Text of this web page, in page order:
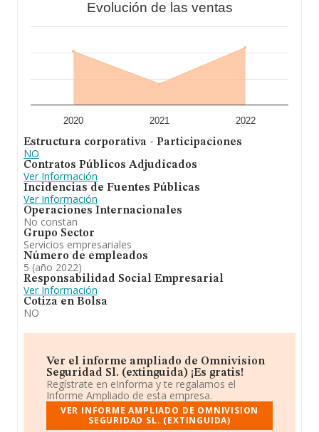
empresa, la media de empleados de las empresas es de
16 años.
Evolución de las ventas
2020 2021 2022
Estructura corporativa - Participaciones
NO
Contratos Públicos Adjudicados
Ver Información
Incidencias de Fuentes Públicas
Ver Información
Operaciones Internacionales
No constan
Grupo Sector
Servicios empresariales
Número de empleados
5 (año 2022)
Responsabilidad Social Empresarial
Ver Información
Cotiza en Bolsa
NO
Ver el informe ampliado de Omnivision
Seguridad Sl. (extinguida) ¡Es gratis!
Regístrate en eInforma y te regalamos el
Informe Ampliado de esta empresa.
VER INFORME AMPLIADO DE OMNIVISION
SEGURIDAD SL. (EXTINGUIDA)